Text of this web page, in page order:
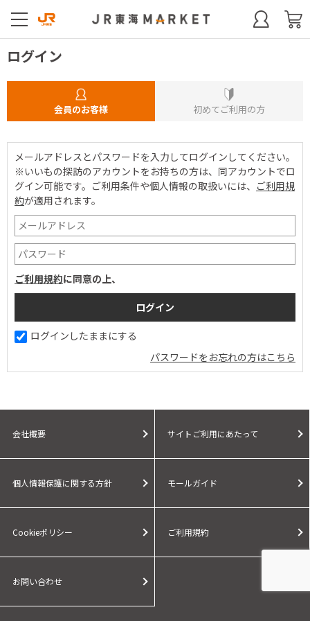
ログイン
会員のお客様 初めてご利用の方
メールアドレスとパスワードを入力してログインしてください。
※いいもの探訪のアカウントをお持ちの方は、同アカウントでロ
グイン可能です。 ご利用条件や個人情報の取扱いには、 ご利用規
約が適用されます。
ご利用規約に同意の上、
ログインしたままにする
パスワードをお忘れの方はこちら
会社概要 サイトご利用にあたって
個人情報保護に関する方針 モールガイド
Cookieポリシー ご利用規約
お問い合わせ